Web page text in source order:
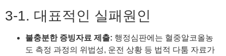
3-1. 대표적인 실패원인
불충분한 증빙자료 제출: 행정심판에는 혈중알코올농
도 측정 과정의 위법성, 운전 상황 등 법적 다툼 자료가